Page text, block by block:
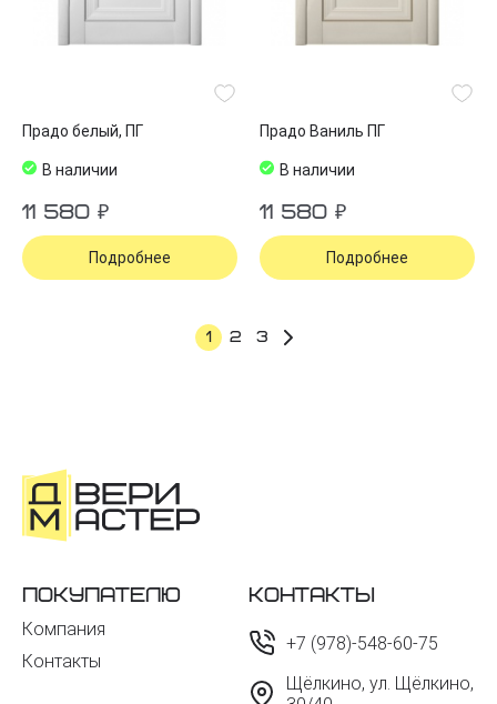
Прадо белый, ПГ
В наличии
11 580 ₽
Подробнее
Прадо Ваниль ПГ
В наличии
11 580 ₽
Подробнее
1 2 3
Покупателю
Компания
Контакты
Контакты
+7 (978)-548-60-75
Щёлкино, ул. Щёлкино,